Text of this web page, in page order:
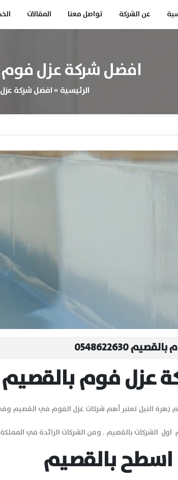
عن الشركة تواصل معنا المقالات
افضل شركة عزل فوم
الرئيسية»افضل شركة عزل فوم
0548622630
عزل فوم بالقصيم
زهرة النيل تعتبر أهم شركات عزل الفوم في القصيم
الشركات بالقصيم . ومن الشركات الرائدة في المملكة
بالقصيم